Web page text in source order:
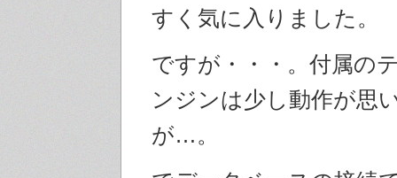
すく気に入りました。
ですが・・・。付属の
ンジンは少し動作が思
が…。